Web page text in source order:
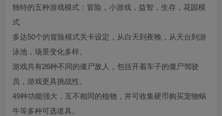
独特的五种游戏模式：冒险，小游戏，益智，生存，花园模
式
多达50个的冒险模式关卡设定，从白天到夜晚，从天台到游
泳池，场景变化多样。
游戏共有26种不同的僵尸敌人，包括开着车子的僵尸驾驶
员，游戏更具挑战性。
49种功能强大，互不相同的植物，并可收集硬币购买宠物蜗
牛等多种可选道具。